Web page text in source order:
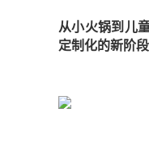
从小火锅到儿
定制化的新阶段